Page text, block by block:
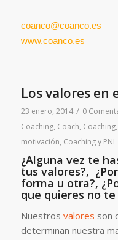
coanco@coanco.es
www.coanco.es
Los valores en
23 enero, 2014 / 0
Coaching, Coach, Coaching,
motivación, Coaching y PNL
¿Alguna vez te
tus valores?,
forma u otra?,
que quieres no
Nuestros valores son
determinan nuestra